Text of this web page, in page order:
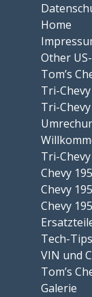
Home
Other
Tom’s
Tri-
Tri-
Tri-Chevy
Chevy
Chevy
Chevy
Tech-Tips
VIN und
Tom’s
Galerie